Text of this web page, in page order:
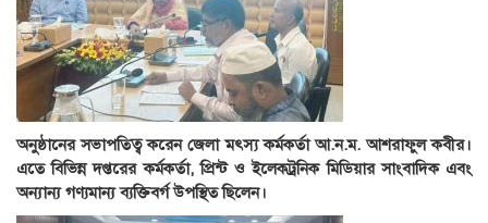
অনুষ্ঠানের সভাপতিত্ব করেন জেলা মৎস্য কর্মকর্তা আ.ন.ম. আশরাফুল কবীর।
এতে বিভিন্ন দপ্তরের কর্মকর্তা, প্রিন্ট ও ইলেকট্রনিক মিডিয়ার সাংবাদিক এবং
অন্যান্য গণ্যমান্য ব্যক্তিবর্গ উপস্থিত ছিলেন।